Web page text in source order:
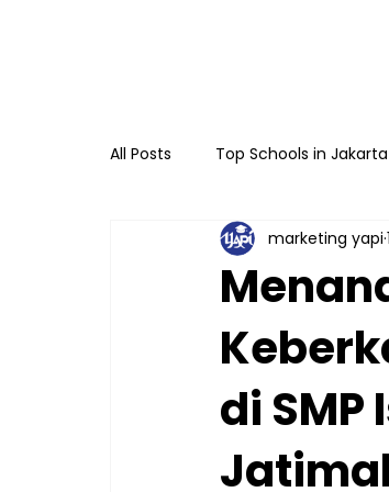
All Posts Top Schools in
TKIA 13 Rawamangun
Raudhatul Athfal Sakinah
di SMP
marketing yapi